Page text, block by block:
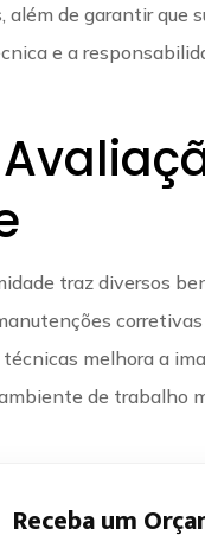
além de garantir que
e a
traz diversos
melhora a
de trabalho
Receba um